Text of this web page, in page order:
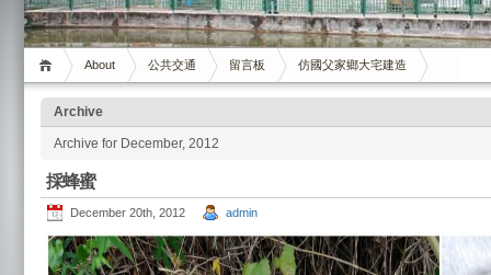
About 公共交通 留言板 仿國父家鄉大宅建造
Archive
Archive for December, 2012
採蜂蜜
December 20th, 2012 admin